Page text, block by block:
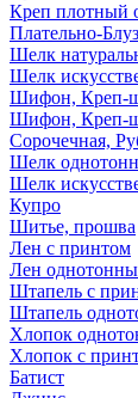
Креп плотный
Плательно-
Шелк
Шелк
Шифон, Креп-
Шифон, Креп-
Сорочечная,
Шелк
Шелк
Купро
Шитье, прошва
Лен с принтом
Лен
Штапель с
Штапель
Хлопок
Хлопок с
Батист